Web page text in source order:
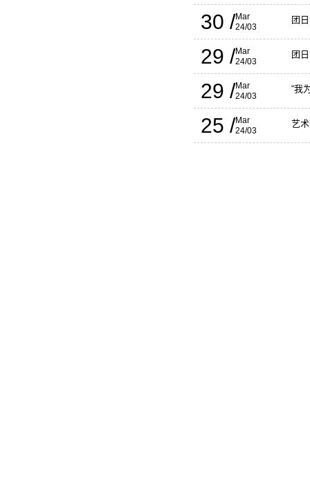
30 /Mar
24/03
团
29 /Mar
24/03
团
29 /Mar
24/03
“我
25 /Mar
24/03
艺